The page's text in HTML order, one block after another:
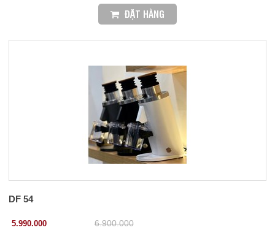
ĐẶT HÀNG
DF 54
5.990.000 6.900.000